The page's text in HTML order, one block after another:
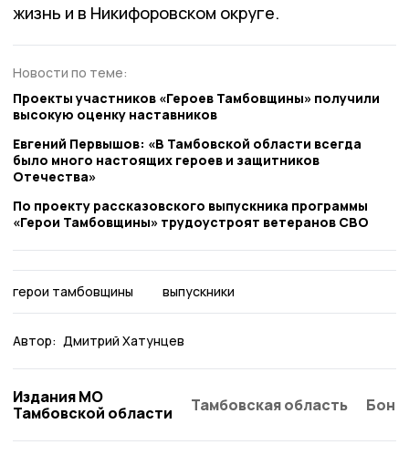
жизнь и в Никифоровском округе.
Новости по теме:
Проекты участников «Героев Тамбовщины» получили
высокую оценку наставников
Евгений Первышов: «В Тамбовской области всегда
было много настоящих героев и защитников
Отечества»
По проекту рассказовского выпускника программы
«Герои Тамбовщины» трудоустроят ветеранов СВО
герои тамбовщины выпускники
Автор: Дмитрий Хатунцев
Издания МО
Тамбовской области
Тамбовская область